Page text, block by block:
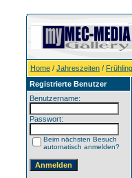
Home / Jahreszeiten / Frühling
Registrierte Benutzer
Benutzername:
Passwort:
Beim nächsten Besuch
automatisch anmelden?